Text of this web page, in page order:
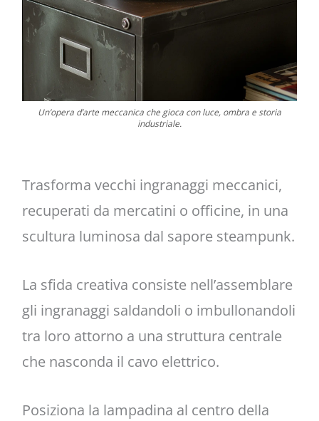
Un’opera d’arte meccanica che gioca con luce, ombra e storia
industriale.
Trasforma vecchi ingranaggi meccanici,
recuperati da mercatini o officine, in una
scultura luminosa dal sapore steampunk.
La sfida creativa consiste nell’assemblare
gli ingranaggi saldandoli o imbullonandoli
tra loro attorno a una struttura centrale
che nasconda il cavo elettrico.
Posiziona la lampadina al centro della